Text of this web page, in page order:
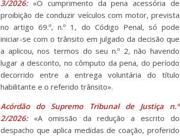
3/2026: «O cumprimento da pena acessória de
proibição de conduzir veículos com motor, prevista
no artigo 69.º, n.º 1, do Código Penal, só pode
iniciar-se com o trânsito em julgado da decisão que
a aplicou, nos termos do seu n.º 2, não havendo
lugar a desconto, no cômputo da pena, do período
decorrido entre a entrega voluntária do título
habilitante e o referido trânsito».
Acórdão do Supremo Tribunal de Justiça n.º
2/2026: «A omissão da redução a escrito do
despacho que aplica medidas de coação, proferido